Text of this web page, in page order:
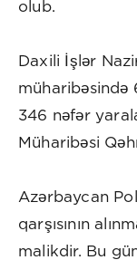
olub.
Daxili İşlər
müharibəsində
346 nəfər
Müharibəsi
Azərbaycan
qarşısının
malikdir. Bu